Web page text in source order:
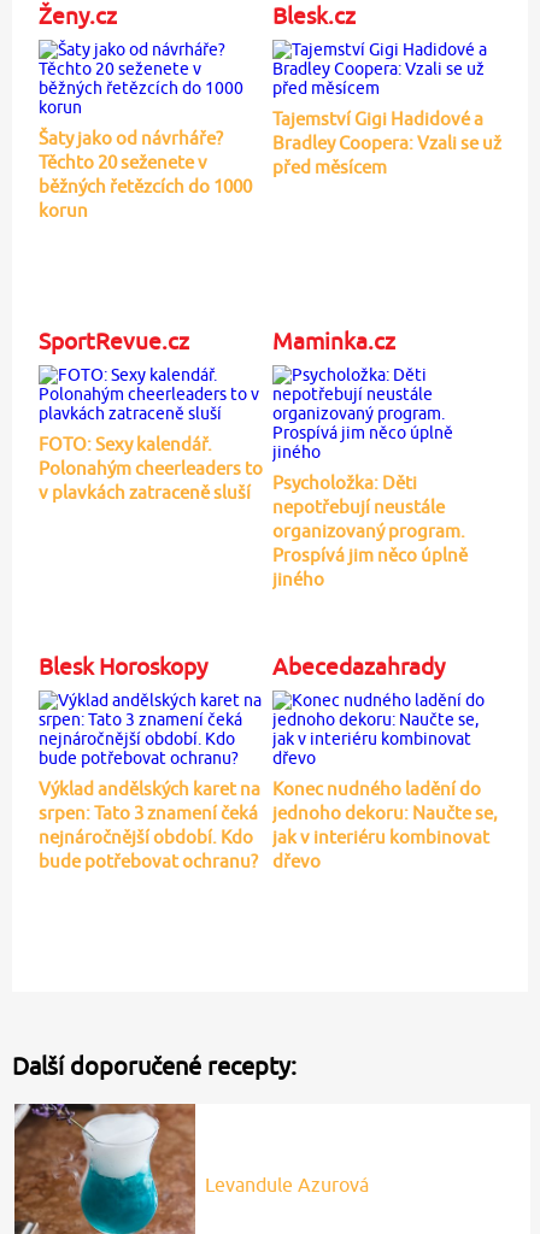
Ženy.cz
Šaty jako od návrháře?
Těchto 20 seženete v
běžných řetězcích do 1000
korun
Blesk.cz
Tajemství Gigi Hadidové a
Bradley Coopera: Vzali se už
před měsícem
SportRevue.cz
FOTO: Sexy kalendář.
Polonahým cheerleaders to
v plavkách zatraceně sluší
Maminka.cz
Psycholožka: Děti
nepotřebují neustále
organizovaný program.
Prospívá jim něco úplně
jiného
Blesk Horoskopy
Výklad andělských karet na
srpen: Tato 3 znamení čeká
nejnáročnější období. Kdo
bude potřebovat ochranu?
Abecedazahrady
Konec nudného ladění do
jednoho dekoru: Naučte se,
jak v interiéru kombinovat
dřevo
Další doporučené recepty:
Levandule Azurová